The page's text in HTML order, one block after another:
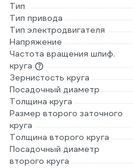
Тип
Тип привода
Тип электродвигателя
Напряжение
Частота вращения шлиф.
круга
Зернистость круга
Посадочный диаметр
Толщина круга
Размер второго заточного
круга
Толщина второго круга
Посадочный диаметр
второго круга